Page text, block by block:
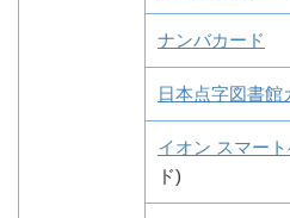
ナンバカード
日本点字図書館
イオン スマー
ド)